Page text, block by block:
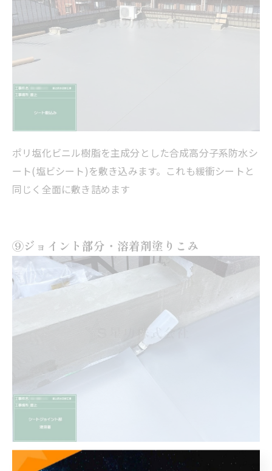
ポリ塩化ビニル樹脂を主成分とした合成高分子系防水シ
ート(塩ビシート)を敷き込みます。これも緩衝シートと
同じく全面に敷き詰めます
⑨ジョイント部分・溶着剤塗りこみ
溶着剤（接着剤）を塗ってシートとシートのジョイント